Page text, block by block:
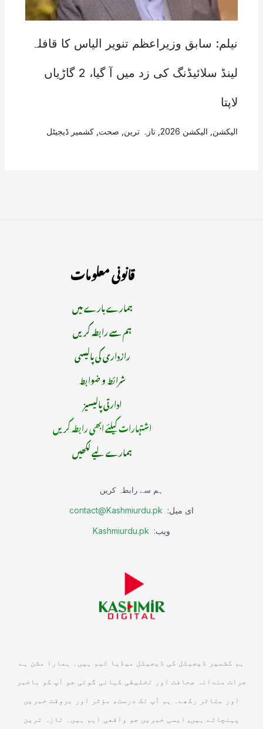
نیلم: سابق وزیراعظم تنویر الیاس کا قافلہ
لینڈ سلائیڈنگ کی زد میں آ گیا، 2 گاڑیاں
لاپتا
الیکشن الیکشن 2026 , تازہ ترین صحت کشمیر ڈیجیٹل
قانونی معلومات
ہمارے بارے میں
ہم سے رابطہ کریں
رازداری کی پالیسی
شرائط و ضوابط
ادارتی پالیسیز
اشتہارات کیلئے ابھی رابطہ کریں
ہمارے لیے لکھیں
ہم سے رابطہ کریں
ای میل: contact@Kashmiurdu.pk
ویب: Kashmiurdu.pk
ہم کشمیر ڈیجیٹل کی ڈیجیٹل میڈیا ٹیم ہیں۔ ہمارا مشن ہے
جرات مندانہ صحافت اور تخلیقی کہانی گوئی جو آپ کو باخبر
اور متاثر رکھے۔ ہم آپ تک درست، مؤثر اور بروقت خبریں
پہنچاتے ہیں, ایسی خبریں جو واقعی اہم ہیں۔ تازہ ترین